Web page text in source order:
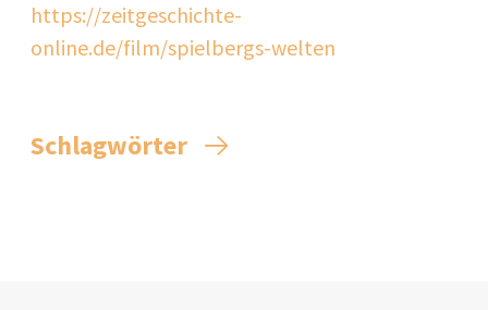
https://zeitgeschichte-
online.de/film/spielbergs-welten
Schlagwörter